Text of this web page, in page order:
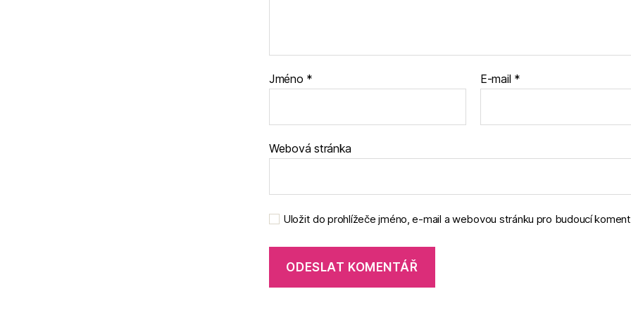
Jméno * E-mail *
Webová stránka
Uložit do prohlížeče jméno, e-mail a webovou stránku pro budoucí